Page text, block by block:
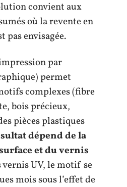
convient aux
où la revente en
pas envisagée.
par
permet
complexes (fibre
bois précieux,
pièces plastiques
dépend de la
et du vernis
vernis UV, le motif se
mois sous l’effet de